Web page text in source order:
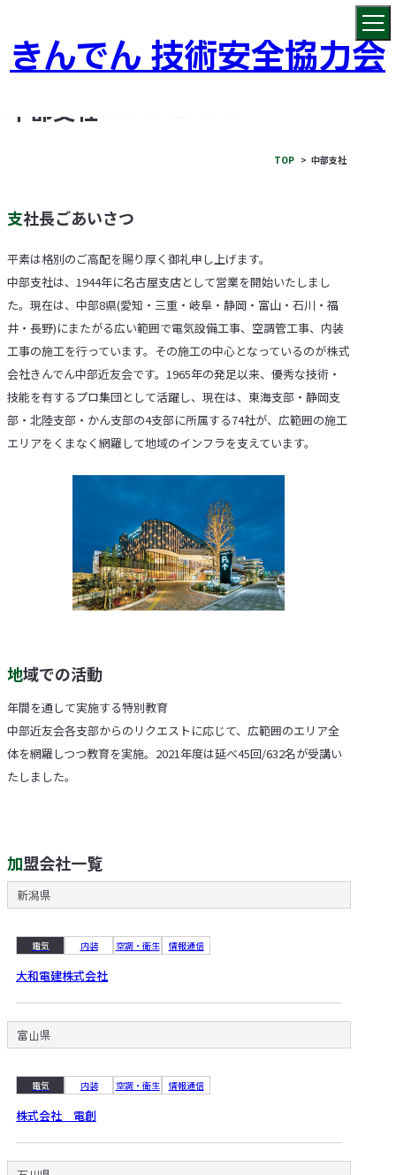
きんでん 技術安全協力会
中部支社
TOP 中部支社
支社長ごあいさつ
平素は格別のご高配を賜り厚く御礼申し上げます。
中部支社は、1944年に名古屋支店として営業を開始いたしまし
た。現在は、中部8県(愛知・三重・岐阜・静岡・富山・石川・福
井・長野)にまたがる広い範囲で電気設備工事、空調管工事、内装
工事の施工を行っています。その施工の中心となっているのが株式
会社きんでん中部近友会です。1965年の発足以来、優秀な技術・
技能を有するプロ集団として活躍し、現在は、東海支部・静岡支
部・北陸支部・かん支部の4支部に所属する74社が、広範囲の施工
エリアをくまなく網羅して地域のインフラを支えています。
地域での活動
年間を通して実施する特別教育
中部近友会各支部からのリクエストに応じて、広範囲のエリア全
体を網羅しつつ教育を実施。2021年度は延べ45回/632名が受講い
たしました。
加盟会社一覧
新潟県
電気 内装 空調・衛生 情報通信
大和電建株式会社
富山県
電気 内装 空調・衛生 情報通信
株式会社 電創